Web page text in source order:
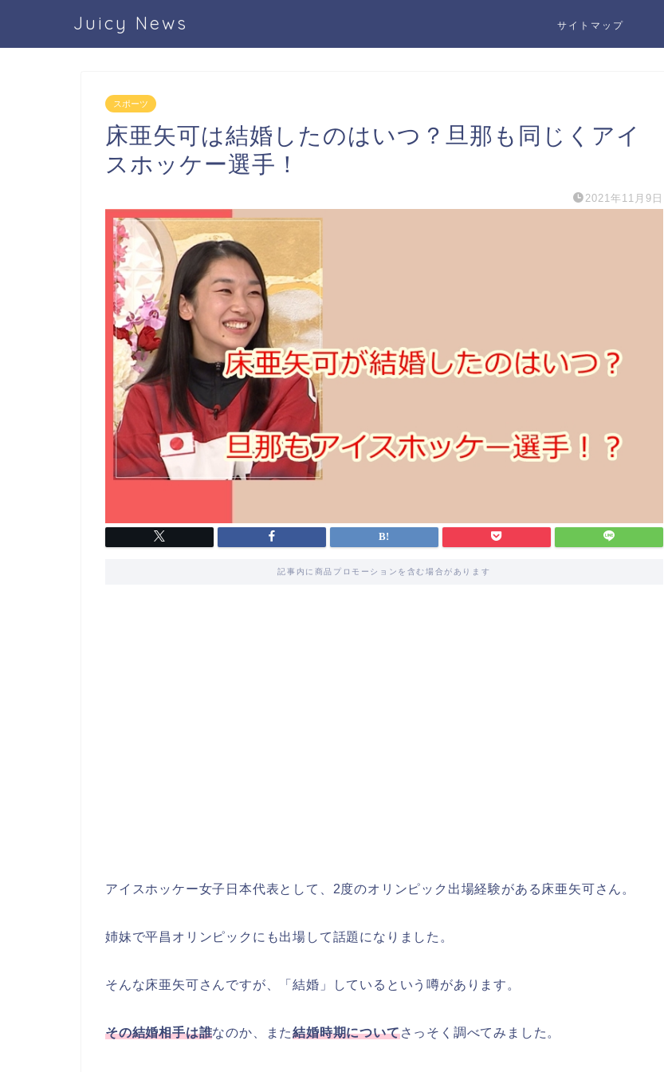
Juicy News サイトマップ
スポーツ
床亜矢可は結婚したのはいつ？旦那も同じくアイ
スホッケー選手！
2021年11月9日
記事内に商品プロモーションを含む場合があります
アイスホッケー女子日本代表として、2度のオリンピック出場経験がある床亜矢可さん。
姉妹で平昌オリンピックにも出場して話題になりました。
そんな床亜矢可さんですが、「結婚」しているという噂があります。
その結婚相手は誰なのか、また結婚時期についてさっそく調べてみました。